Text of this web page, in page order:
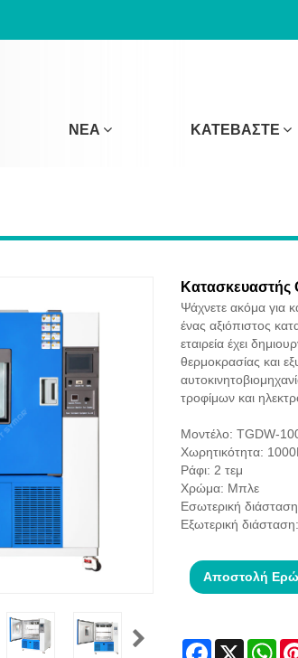
ΝΈΑ ΚΑΤΕΒΆΣΤΕ
Ψάχνετε ακόμα για
ένας αξιόπιστος
εταιρεία έχει
θερμοκρασίας και
τροφίμων και
Μοντέλο: TGDW-
Χωρητικότητα:
Ράφι: 2 τεμ
Χρώμα: Μπλε
Εσωτερική
Εξωτερική
Αποστολή
Facebook
X